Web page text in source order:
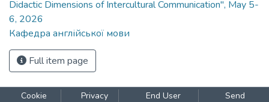
Didactic Dimensions of Intercultural Communication", May 5-
6, 2026
Кафедра англійської мови
Full item page
Cookie
Privacy
End User
Send